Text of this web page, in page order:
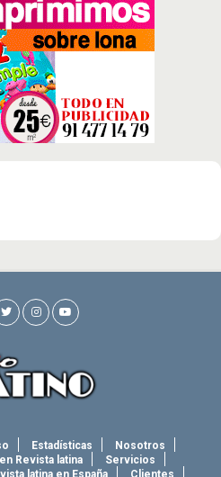
Estadísticas
Nosotros
Revista latina
Servicios